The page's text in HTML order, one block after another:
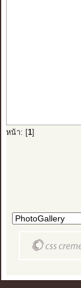
หน้า: [ 1]